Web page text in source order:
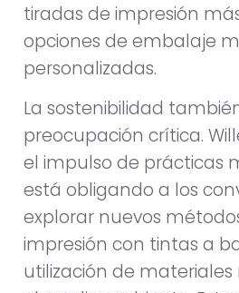
tiradas de impresión
opciones de embalaje
personalizadas.
La sostenibilidad
preocupación crítica.
el impulso de prácticas
está obligando a los
explorar nuevos
impresión con tintas a
utilización de materiales